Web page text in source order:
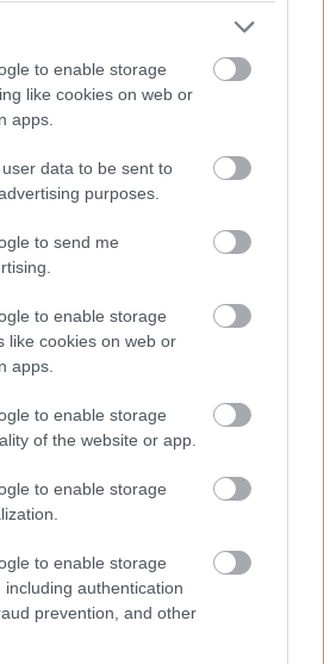
to enable storage
like cookies on web or
apps.
data to be sent to
purposes.
to send me
to enable storage
like cookies on web or
apps.
to enable storage
of the website or app.
to enable storage
to enable storage
including authentication
prevention, and other
legújabb része által kínált
Az Anno-széria mindig is arról
kidolgozott gazdasági
városépítést kínál, a Pax
világ nagyságát és kihívásait
biztosítani szeretnék helyüket a
azok előrendeléssel
kulcsát, de akár érdemes várni a
felbukkanó akciókra is.
semmiről?
rád, lehet, hogy éppen nem
a social médiában. Segítünk,
kiválogatjuk neked a